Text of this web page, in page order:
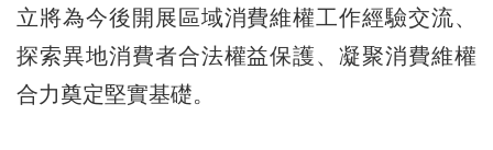
立將為今後開展區域消費維權工作經驗交流、
探索異地消費者合法權益保護、凝聚消費維權
合力奠定堅實基礎。